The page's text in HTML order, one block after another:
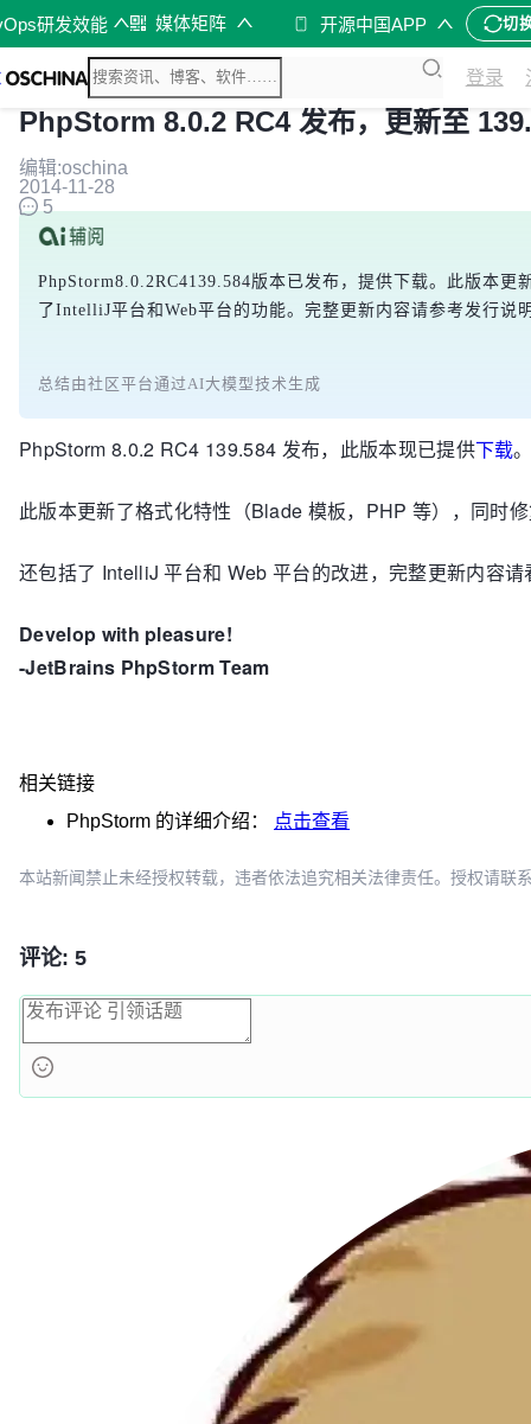
研发效能 媒体矩阵 开源中国APP 切
登录
PhpStorm 8.0.2 RC4 发布，更新至
编辑:oschina
2014-11-28
5
PhpStorm8.0.2RC4139.584版本已发布，提供下载。此版本
了IntelliJ平台和Web平台的功能。完整更新内容请参考发行说
总结由社区平台通过AI大模型技术生成
PhpStorm 8.0.2 RC4 139.584 发布，此版本现已提供下载
此版本更新了格式化特性（Blade 模板，PHP 等），同时
还包括了 IntelliJ 平台和 Web 平台的改进，完整更新内容请
Develop with pleasure!
-JetBrains PhpStorm Team
相关链接
PhpStorm 的详细介绍： 点击查看
本站新闻禁止未经授权转载，违者依法追究相关法律责任。授权请联
评论: 5